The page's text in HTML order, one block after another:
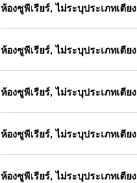
ห้องซูพีเรียร์, ไม่ระบุประเภทเตียง
ห้องซูพีเรียร์, ไม่ระบุประเภทเตียง
ห้องซูพีเรียร์, ไม่ระบุประเภทเตียง
ห้องซูพีเรียร์, ไม่ระบุประเภทเตียง
ห้องซูพีเรียร์, ไม่ระบุประเภทเตียง